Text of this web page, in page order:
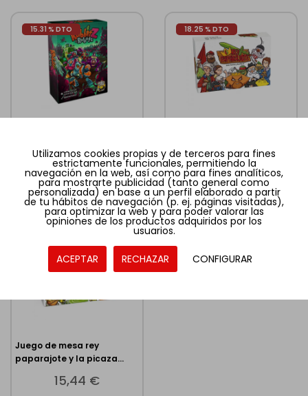
15.31 % DTO
robots
12,15 €
18.25 % DTO
paparajote pegi 8
14,68 €
37.93 % DTO
Juego de mesa rey
paparajote y la picaza...
15,44 €
Utilizamos cookies propias y de terceros para fines
estrictamente funcionales, permitiendo la
navegación en la web, así como para fines analíticos,
para mostrarte publicidad (tanto general como
personalizada) en base a un perfil elaborado a partir
de tu hábitos de navegación (p. ej. páginas visitadas),
para optimizar la web y para poder valorar las
opiniones de los productos adquiridos por los
usuarios.
ACEPTAR RECHAZAR CONFIGURAR